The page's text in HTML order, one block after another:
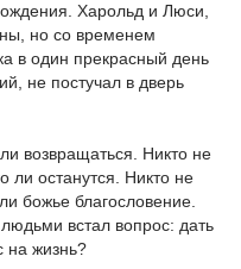
Харольд и Люси,
но со временем
в один прекрасный день
не постучал в дверь
возвращаться. Никто не
ли останутся. Никто не
божье благословение.
встал вопрос: дать
жизнь?